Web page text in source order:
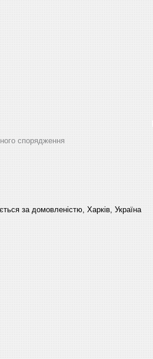
спорядження
за домовленістю, Харків, Україна